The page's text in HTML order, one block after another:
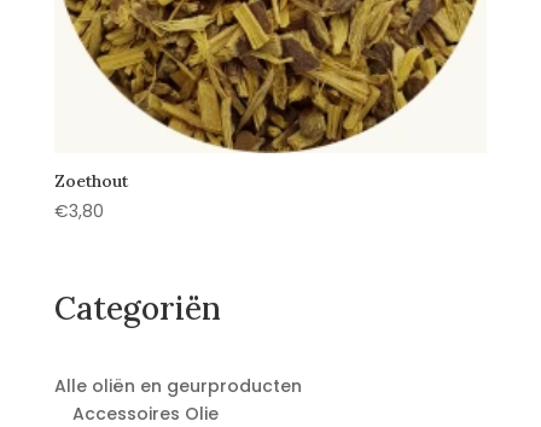
Zoethout
€3,80
Categoriën
Alle oliën en geurproducten
Accessoires Olie